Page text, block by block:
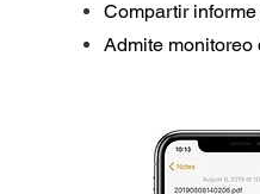
Compartir
Admite monitoreo